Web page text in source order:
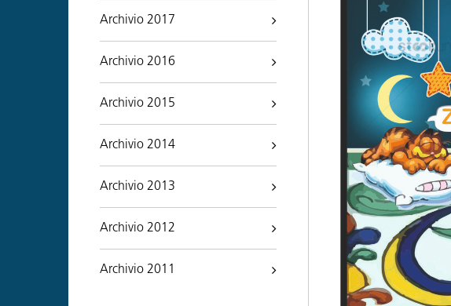
Archivio 2017
Archivio 2016
Archivio 2015
Archivio 2014
Archivio 2013
Archivio 2012
Archivio 2011